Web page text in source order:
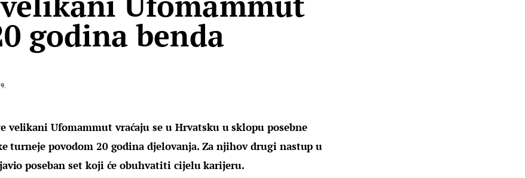
godina benda
velikani Ufomammut vraćaju se u Hrvatsku u sklopu posebne
turneje povodom 20 godina djelovanja. Za njihov drugi nastup u
poseban set koji će obuhvatiti cijelu karijeru.